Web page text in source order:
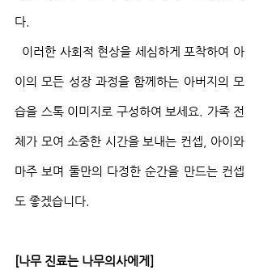
다.
이의 모든 성장 과정을 함께하는 아버지의 모
습을 스톡 이미지로 구성하여 보세요. 가족 전
체가 모여 소중한 시간을 보내는 컨셉, 아이와
마주 보며 둘만의 다정한 순간을 만드는 컨셉
도 좋겠습니다.
[나무 진료는 나무의사에게]